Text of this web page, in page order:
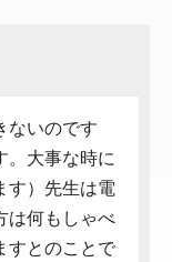
ないのです
。大事な時に
す）先生は電
は何もしゃべ
すとのことで